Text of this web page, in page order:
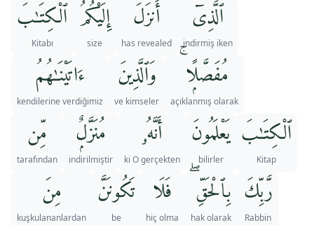
ٱلَّذِىٓ
indirmiş iken
أَنزَلَ
has revealed
إِلَيْكُمُ
size
ٱلْكِتَـٰبَ
Kitabı
مُفَصَّلًۭا ۚ
açıklanmış olarak
وَٱلَّذِينَ
ve kimseler
ءَاتَيْنَـٰهُمُ
kendilerine verdiğimiz
ٱلْكِتَـٰبَ
Kitap
يَعْلَمُونَ
bilirler
أَنَّهُۥ
ki O gerçekten
مُنَزَّلٌۭ
indirilmiştir
مِّن
tarafından
رَّبِّكَ
Rabbin
بِٱلْحَقِّ ۖ
hak olarak
فَلَا
hiç olma
تَكُونَنَّ
be
مِنَ
kuşkulananlardan